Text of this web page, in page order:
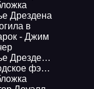
Досье Дрездена 3. Могила в подарок - Джим Батчер
Городское фэнтези